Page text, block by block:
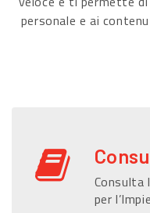
personale e ai
per